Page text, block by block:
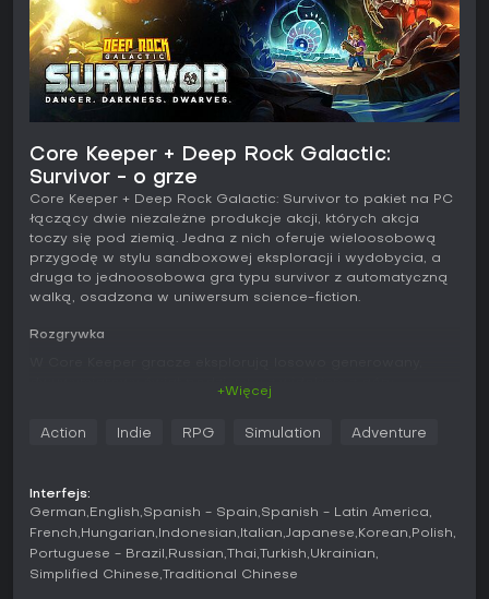
Core Keeper + Deep Rock Galactic:
Survivor - o grze
Core Keeper + Deep Rock Galactic: Survivor to pakiet na PC
łączący dwie niezależne produkcje akcji, których akcja
toczy się pod ziemią. Jedna z nich oferuje wieloosobową
przygodę w stylu sandboxowej eksploracji i wydobycia, a
druga to jednoosobowa gra typu survivor z automatyczną
walką, osadzona w uniwersum science-fiction.
Rozgrywka
Wydobywają surowce z żył rudy i innych złóż, zbierają
craftingu, budowania baz i zakładania farm. Walka polega
obejmuje kilka ścieżek - od wydobycia, przez walkę, po
rzemiosło - a zdobywanie poziomów zwiększa możliwości
postaci. Tryb wieloosobowy pozwala na wspólną grę
maksymalnie ośmiu osobom.
+Więcej
Action Indie RPG Simulation Adventure
Interfejs:
German English Spanish - Spain Spanish - Latin America
French Hungarian Indonesian Italian Japanese Korean Polish
Portuguese - Brazil
Russian Thai Turkish Ukrainian
Simplified Chinese Traditional Chinese